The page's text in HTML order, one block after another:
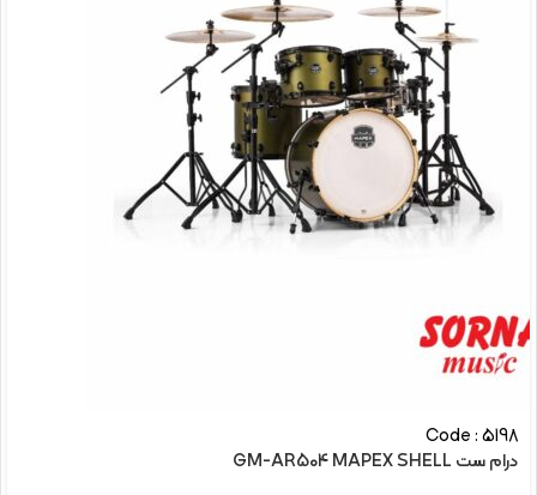
Code : 5198
درام ست GM-AR504 MAPEX SHELL